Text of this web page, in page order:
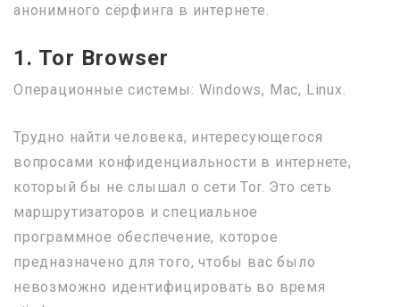
анонимного сёрфинга в интернете.
1. Tor Browser
Операционные системы: Windows, Mac, Linux.
Трудно найти человека, интересующегося
вопросами конфиденциальности в интернете,
который бы не слышал о сети Tor. Это сеть
маршрутизаторов и специальное
программное обеспечение, которое
предназначено для того, чтобы вас было
невозможно идентифицировать во время